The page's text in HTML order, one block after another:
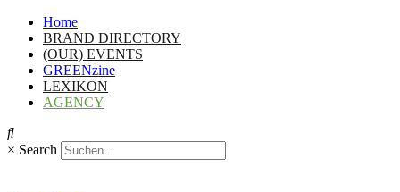
Home
BRAND DIRECTORY
(OUR) EVENTS
GREENzine
LEXIKON
AGENCY
× Search